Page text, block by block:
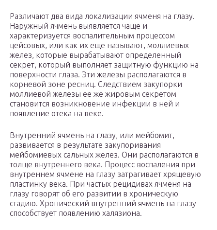
Различают два вида локализации ячменя на глазу.
Наружный ячмень выявляется чаще и
характеризуется воспалительным процессом
цейсовых, или как их еще называют, моллиевых
желез, которые вырабатывают определенный
секрет, который выполняет защитную функцию на
поверхности глаза. Эти железы располагаются в
корневой зоне ресниц. Следствием закупорки
моллиевой железы ее же жировым секретом
становится возникновение инфекции в ней и
появление отека на веке.
Внутренний ячмень на глазу, или мейбомит,
развивается в результате закупоривания
мейбомиевых сальных желез. Они располагаются в
толще внутреннего века. Процесс воспаления при
внутреннем ячмене на глазу затрагивает хрящевую
пластинку века. При частых рецидивах ячменя на
глазу говорят об его развитии в хроническую
стадию. Хронический внутренний ячмень на глазу
способствует появлению халязиона.